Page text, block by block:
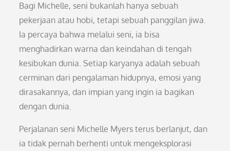
Bagi Michelle, seni bukanlah hanya sebuah
pekerjaan atau hobi, tetapi sebuah panggilan jiwa.
Ia percaya bahwa melalui seni, ia bisa
menghadirkan warna dan keindahan di tengah
kesibukan dunia. Setiap karyanya adalah sebuah
cerminan dari pengalaman hidupnya, emosi yang
dirasakannya, dan impian yang ingin ia bagikan
dengan dunia.
Perjalanan seni Michelle Myers terus berlanjut, dan
ia tidak pernah berhenti untuk mengeksplorasi